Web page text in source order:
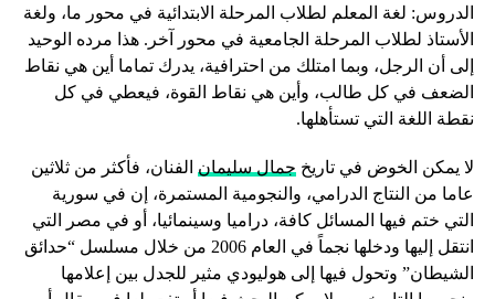
الدروس: لغة المعلم لطلاب المرحلة الابتدائية في محور ما، ولغة
الأستاذ لطلاب المرحلة الجامعية في محور آخر. هذا مرده الوحيد
إلى أن الرجل، وبما امتلك من احترافية، يدرك تماما أين هي نقاط
الضعف في كل طالب، وأين هي نقاط القوة، فيعطي في كل
نقطة اللغة التي تستأهلها.
لا يمكن الخوض في تاريخ جمال سليمانالفنان، فأكثر من ثلاثين
عاما من النتاج الدرامي، والنجومية المستمرة، إن في سورية
التي ختم فيها المسائل كافة، دراميا وسينمائيا، أو في مصر التي
انتقل إليها ودخلها نجماً في العام 2006 من خلال مسلسل “حدائق
الشيطان” وتحول فيها إلى هوليودي مثير للجدل بين إعلامها